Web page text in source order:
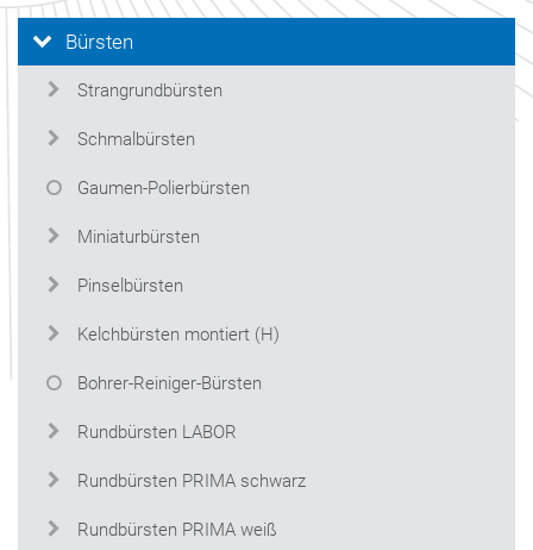
Bürsten
Strangrundbürsten
Schmalbürsten
Gaumen-Polierbürsten
Miniaturbürsten
Pinselbürsten
Kelchbürsten montiert (H)
Bohrer-Reiniger-Bürsten
Rundbürsten LABOR
Rundbürsten PRIMA schwarz
Rundbürsten PRIMA weiß